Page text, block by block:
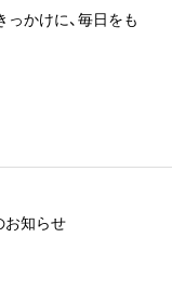
っかけに、毎日をも
お知らせ